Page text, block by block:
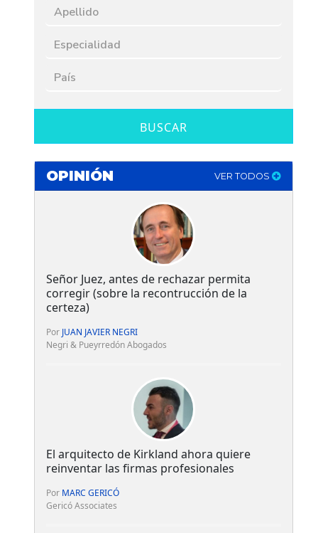
BUSCAR
OPINIÓN VER TODOS
Señor Juez, antes de rechazar permita
corregir (sobre la recontrucción de la
certeza)
Por JUAN JAVIER NEGRI
Negri & Pueyrredón Abogados
El arquitecto de Kirkland ahora quiere
reinventar las firmas profesionales
Por MARC GERICÓ
Gericó Associates